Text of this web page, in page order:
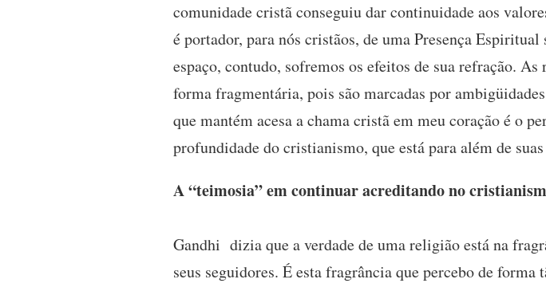
comunidade cristã conseguiu dar continuidade aos
é portador, para nós cristãos, de uma Presença
espaço, contudo, sofremos os efeitos de sua refração.
forma fragmentária, pois são marcadas por
que mantém acesa a chama cristã em meu coração é o
profundidade do cristianismo, que está para além de
A “teimosia” em continuar acreditando no
Gandhi dizia que a verdade de uma religião está na
seus seguidores. É esta fragrância que percebo de